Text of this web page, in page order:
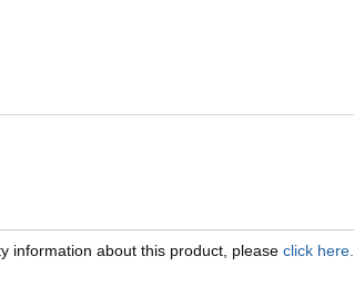
information about this product, pleaseclick here.